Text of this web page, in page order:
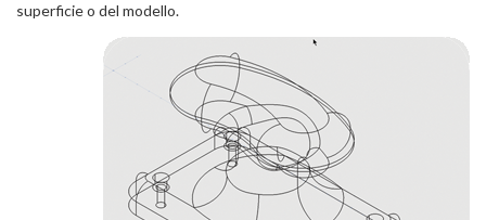
superficie o del modello.